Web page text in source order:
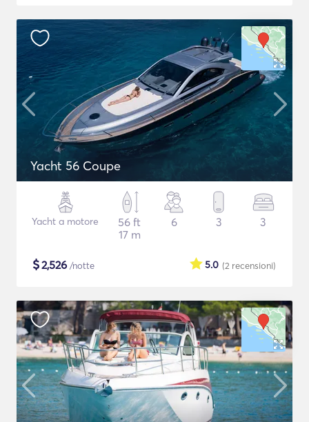
Yacht 56 Coupe
Yacht a motore
56 ft
17 m
6 3 3
$2,526 /notte (2 recensioni)
5.0